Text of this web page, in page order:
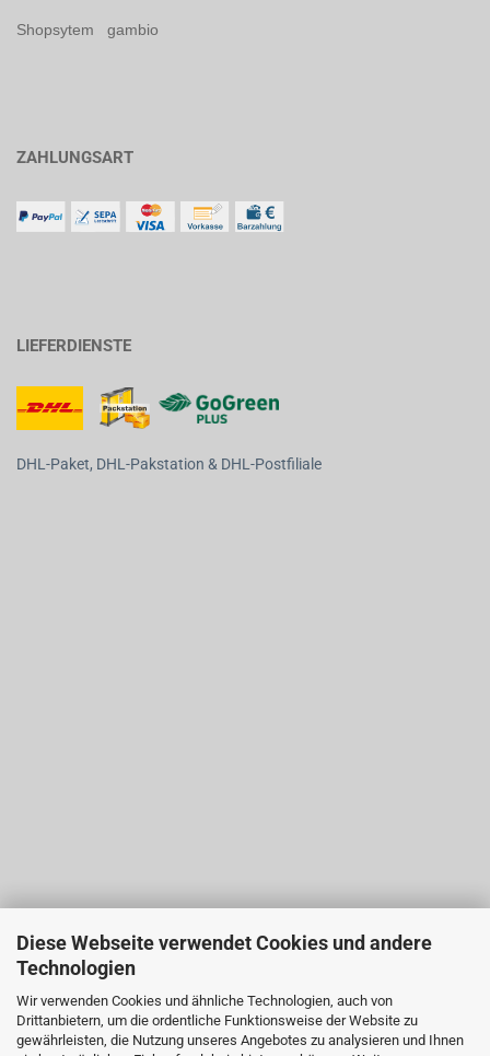
Diese Webseite verwendet Cookies und andere
Technologien
Wir verwenden Cookies und ähnliche Technologien, auch von
Drittanbietern, um die ordentliche Funktionsweise der Website zu
gewährleisten, die Nutzung unseres Angebotes zu analysieren und Ihnen
Shopsytem gambio
ZAHLUNGSART
LIEFERDIENSTE
DHL-Paket, DHL-Pakstation & DHL-Postfiliale